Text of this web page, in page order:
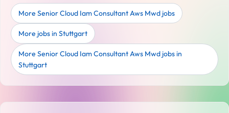
More Senior Cloud Iam Consultant Aws Mwd jobs
More jobs in Stuttgart
More Senior Cloud Iam Consultant Aws Mwd jobs in
Stuttgart